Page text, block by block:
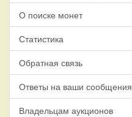
О поиске монет
Статистика
Обратная связь
Ответы на ваши сообщения
Владельцам аукционов